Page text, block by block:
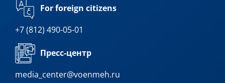
For foreign citizens
+7 (812) 490-05-01
Пресс-центр
media_center@voenmeh.ru